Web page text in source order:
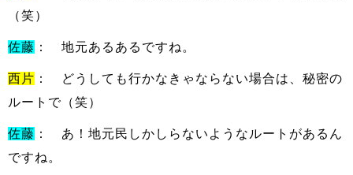
（笑）
佐藤 ： 地元あるあるですね。
西片 ： どうしても行かなきゃならない場合は、秘密の
ルートで（笑）
佐藤 ： あ！地元民しかしらないようなルートがあるん
ですね。